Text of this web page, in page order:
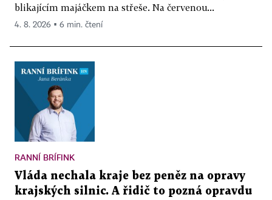
blikajícím majáčkem na střeše. Na červenou...
4. 8. 2026 ▪ 6 min. čtení
RANNÍ BRÍFINK
Vláda nechala kraje bez peněz na opravy
krajských silnic. A řidič to pozná opravdu